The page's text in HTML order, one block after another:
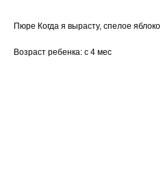
Пюре Когда я вырасту, спелое яблоко
Возраст ребенка: с 4 мес